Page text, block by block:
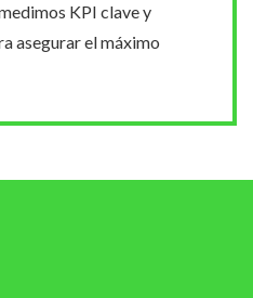
KPI clave y
asegurar el máximo